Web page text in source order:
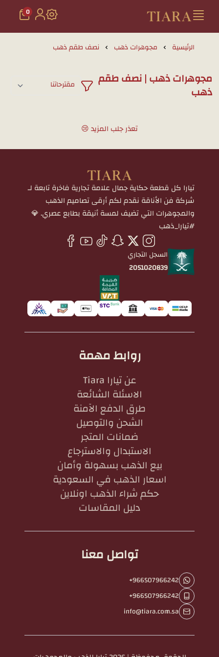
تيارا للذهب والمجوهرات
0
الرئيسية مجوهرات ذهب نصف طقم ذهب
مجوهرات ذهب | نصف طقم
ذهب
تعذر جلب المزيد 😢
تيارا كل قطعة حكاية جمال علامة تجارية فاخرة تابعة لـ
شركة فن الأناقة نقدم لكم أرقى تصاميم الذهب
والمجوهرات التي تضيف لمسة أنيقة بطابع عصري. 💎
#تيارا_ذهب
السجل التجاري
2051020839
روابط مهمة
عن تيارا Tiara
الاسئلة الشائعة
طرق الدفع الآمنة
الشحن والتوصيل
ضمانات المتجر
الاستبدال والاسترجاع
بيع الذهب بسهولة وأمان
اسعار الذهب في السعودية
حكم شراء الذهب اونلاين
دليل المقاسات
تواصل معنا
+966507966242
+966507966242
info@tiara.com.sa